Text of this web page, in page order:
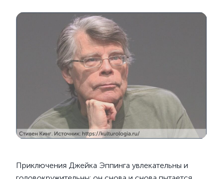
Приключения Джейка Эппинга увлекательны и